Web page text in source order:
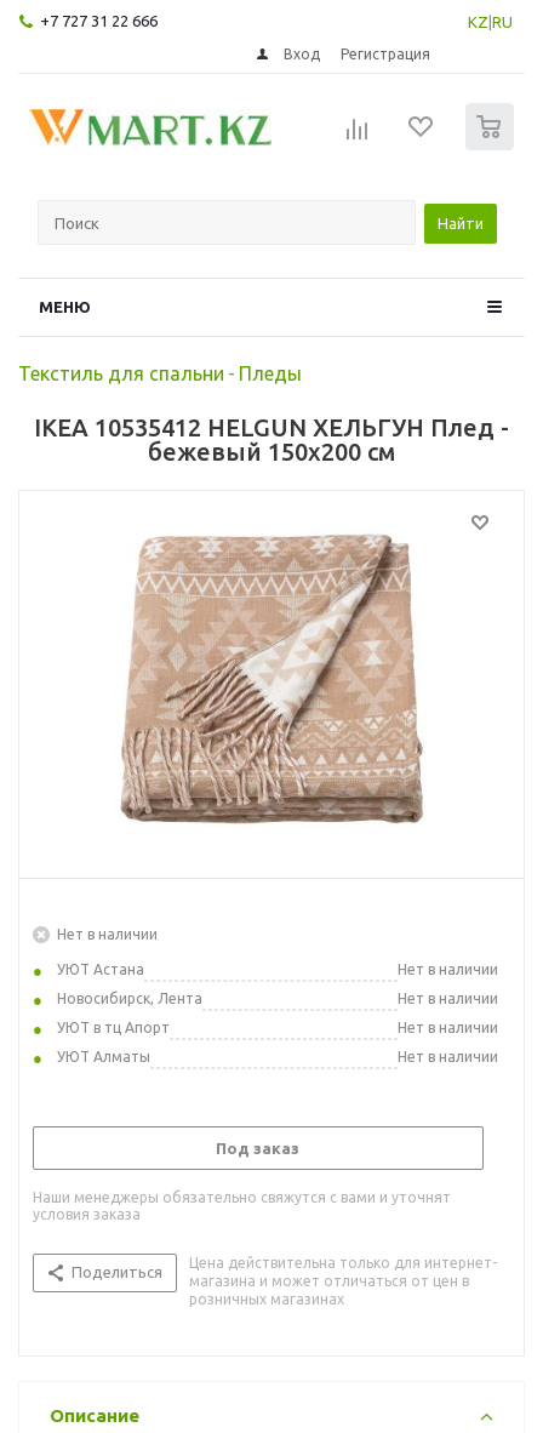
+7 727 31 22 666 KZ RU
Вход Регистрация
Найти
МЕНЮ
Текстиль для спальни - Пледы
IKEA 10535412 HELGUN ХЕЛЬГУН Плед -
бежевый 150x200 см
Нет в наличии
УЮТ Астана
Нет в наличии
Новосибирск, Лента
Нет в наличии
УЮТ в тц Апорт
Нет в наличии
УЮТ Алматы
Нет в наличии
Под заказ
Наши менеджеры обязательно свяжутся с вами и уточнят
условия заказа
Поделиться
Цена действительна только для интернет-
магазина и может отличаться от цен в
розничных магазинах
Описание